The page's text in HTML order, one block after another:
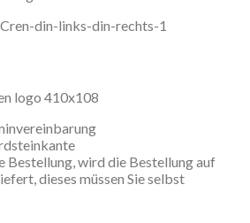
Bestellung, wird die Bestellung auf
dieses müssen Sie selbst